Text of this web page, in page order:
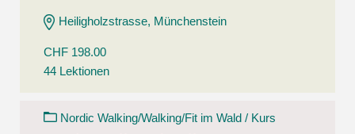
Heiligholzstrasse, Münchenstein
CHF 198.00
44 Lektionen
Nordic Walking/Walking/Fit im Wald / Kurs